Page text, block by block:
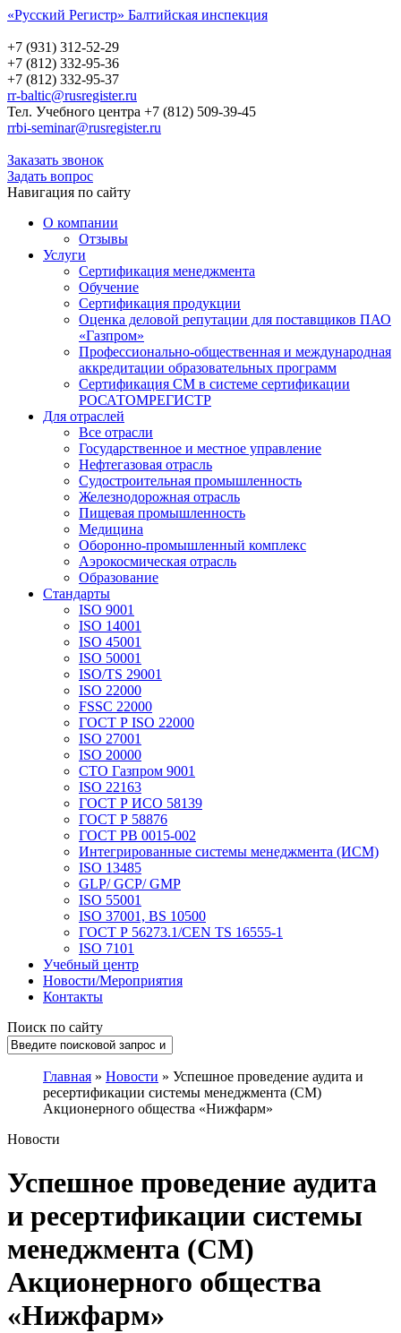
«Русский Регистр» Балтийская инспекция
+7 (931) 312-52-29
+7 (812) 332-95-36
+7 (812) 332-95-37
rr-baltic@rusregister.ru
Тел. Учебного центра +7 (812) 509-39-45
rrbi-seminar@rusregister.ru
Заказать звонок
Задать вопрос
Навигация по сайту
О компании
Отзывы
Услуги
Сертификация менеджмента
Обучение
Сертификация продукции
Оценка деловой репутации для поставщиков ПАО
«Газпром»
Профессионально-общественная и международная
аккредитации образовательных программ
Сертификация СМ в системе сертификации
РОСАТОМРЕГИСТР
Для отраслей
Все отрасли
Государственное и местное управление
Нефтегазовая отрасль
Судостроительная промышленность
Железнодорожная отрасль
Пищевая промышленность
Медицина
Оборонно-промышленный комплекс
Аэрокосмическая отрасль
Образование
Стандарты
ISO 9001
ISO 14001
ISO 45001
ISO 50001
ISO/TS 29001
ISO 22000
FSSC 22000
ГОСТ Р ISO 22000
ISO 27001
ISO 20000
СТО Газпром 9001
ISO 22163
ГОСТ Р ИСО 58139
ГОСТ Р 58876
ГОСТ РВ 0015-002
Интегрированные системы менеджмента (ИСМ)
ISO 13485
GLP/ GCP/ GMP
ISO 55001
ISO 37001, BS 10500
ГОСТ Р 56273.1/CEN TS 16555-1
ISO 7101
Учебный центр
Новости/Мероприятия
Контакты
Поиск по сайту
Главная » Новости » Успешное проведение аудита и
ресертификации системы менеджмента (СМ)
Акционерного общества «Нижфарм»
Новости
Успешное проведение аудита
и ресертификации системы
менеджмента (СМ)
Акционерного общества
«Нижфарм»